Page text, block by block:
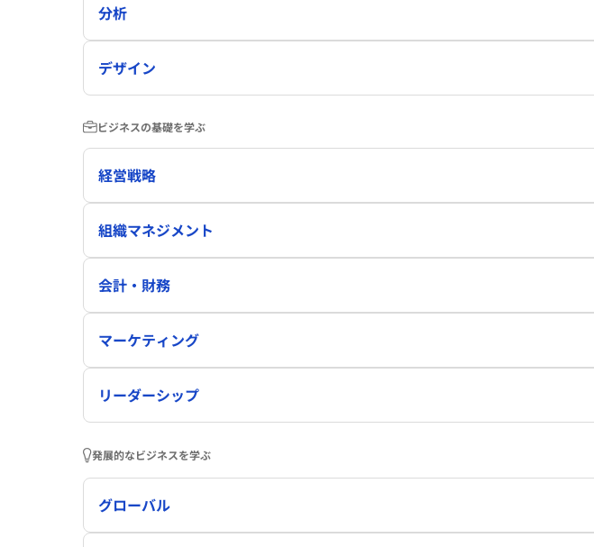
分析
デザイン
ビジネスの基礎を学ぶ
経営戦略
組織マネジメント
会計・財務
マーケティング
リーダーシップ
発展的なビジネスを学ぶ
グローバル